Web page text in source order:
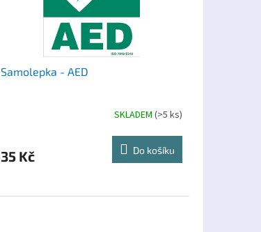
Samolepka - AED
SKLADEM (>5 ks)
35 Kč Do košíku